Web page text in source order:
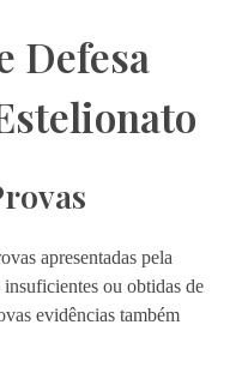
Defesa
apresentadas pela
insuficientes ou obtidas de
evidências também